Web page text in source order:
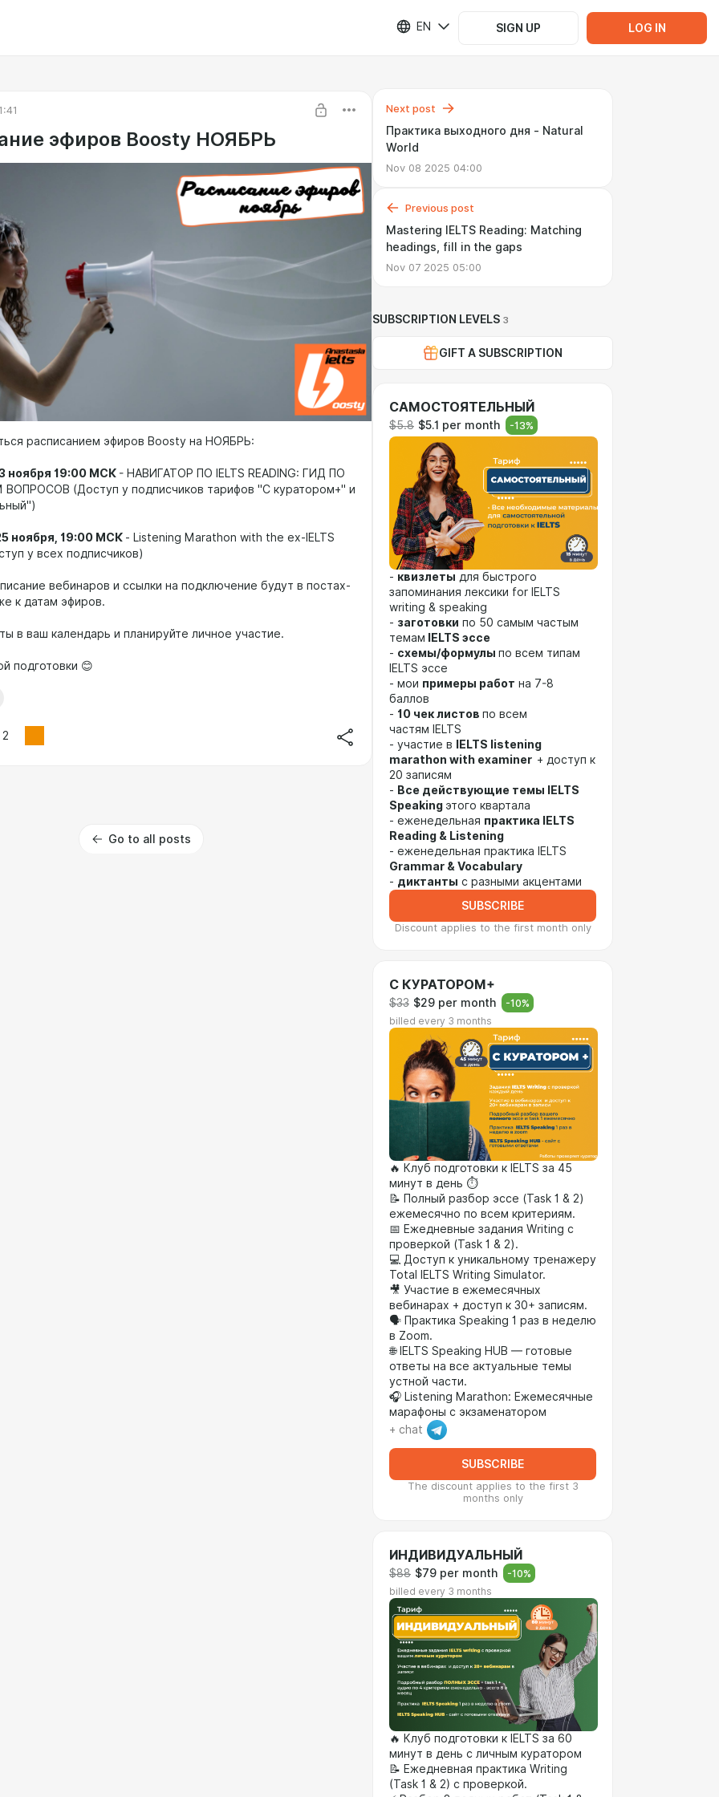
EN SIGN UP LOG IN
эфиров Boosty НОЯБРЬ
расписанием эфиров Boosty на НОЯБРЬ:
ноября 19:00 МСК - НАВИГАТОР ПО IELTS READING: ГИД ПО
(Доступ у подписчиков тарифов "С куратором+" и
ноября, 19:00 МСК - Listening Marathon with the ex-IELTS
у всех подписчиков)
вебинаров и ссылки на подключение будут в постах-
к датам эфиров.
в ваш календарь и планируйте личное участие.
подготовки 😊
2
Go to all posts
Next post
Практика выходного дня - Natural
World
Nov 08 2025 04:00
Previous post
Mastering IELTS Reading: Matching
headings, fill in the gaps
Nov 07 2025 05:00
SUBSCRIPTION LEVELS 3
GIFT A SUBSCRIPTION
САМОСТОЯТЕЛЬНЫЙ
$5.8 $5.1 per month -13%
- квизлеты для быстрого
запоминания лексики for IELTS
writing & speaking
- заготовки по 50 самым частым
темам IELTS эссе
- схемы/формулы по всем типам
IELTS эссе
- мои примеры работ на 7-8
баллов
- 10 чек листов по всем
частям IELTS
- участие в
IELTS listening
marathon with examiner + доступ к
20 записям
- Все действующие темы IELTS
Speaking этого квартала
- еженедельная практика IELTS
Reading & Listening
- еженедельная практика IELTS
Grammar & Vocabulary
- диктанты с разными акцентами
SUBSCRIBE
Discount applies to the first month only
С КУРАТОРОМ+
$33 $29 per month -10%
billed every 3 months
🔥 Клуб подготовки к IELTS за 45
минут в день ⏱
📝 Полный разбор эссе (Task 1 & 2)
ежемесячно по всем критериям.
📅 Ежедневные задания Writing с
проверкой (Task 1 & 2).
💻 Доступ к уникальному тренажеру
Total IELTS Writing Simulator.
🎥 Участие в ежемесячных
вебинарах + доступ к 30+ записям.
🗣️ Практика Speaking 1 раз в неделю
в Zoom.
🌐 IELTS Speaking HUB — готовые
ответы на все актуальные темы
устной части.
🎧 Listening Marathon: Ежемесячные
марафоны с экзаменатором
+ chat
SUBSCRIBE
The discount applies to the first 3
months only
ИНДИВИДУАЛЬНЫЙ
$88 $79 per month -10%
billed every 3 months
🔥 Клуб подготовки к IELTS за 60
минут в день с личным куратором
📝 Ежедневная практика Writing
(Task 1 & 2) с проверкой.